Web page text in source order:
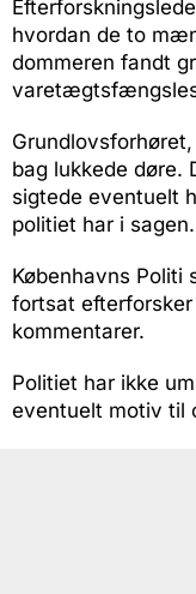
hvordan de to
dommeren fandt
bag lukkede døre.
sigtede eventuelt
politiet har i sagen.
Københavns Politi
fortsat
kommentarer.
Politiet har ikke
eventuelt motiv til